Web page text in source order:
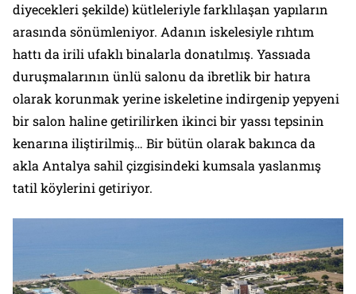
diyecekleri şekilde) kütleleriyle farklılaşan yapıların
arasında sönümleniyor. Adanın iskelesiyle rıhtım
hattı da irili ufaklı binalarla donatılmış. Yassıada
duruşmalarının ünlü salonu da ibretlik bir hatıra
olarak korunmak yerine iskeletine indirgenip yepyeni
bir salon haline getirilirken ikinci bir yassı tepsinin
kenarına iliştirilmiş… Bir bütün olarak bakınca da
akla Antalya sahil çizgisindeki kumsala yaslanmış
tatil köylerini getiriyor.